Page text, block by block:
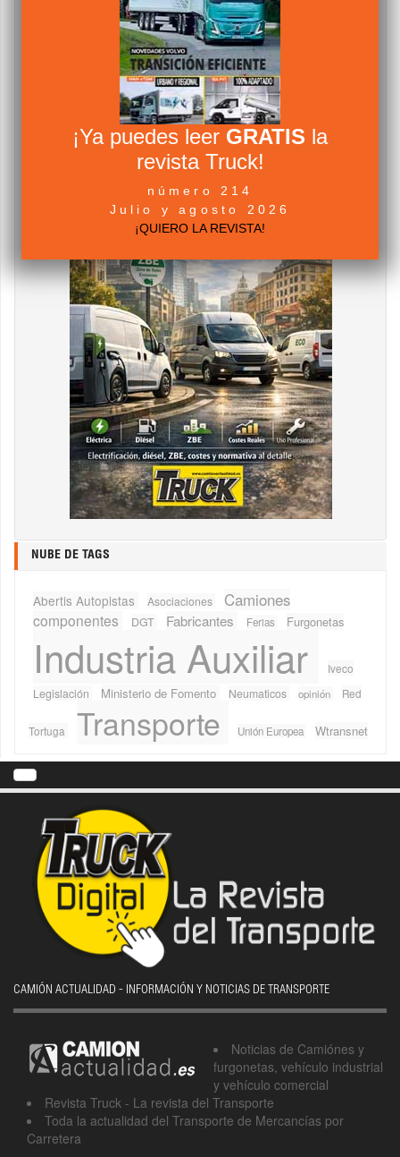
NUBE DE TAGS
Abertis Autopistas Asociaciones Camiones
componentes DGT Fabricantes Ferias Furgonetas
Industria Auxiliar
Iveco
Legislación
Ministerio de Fomento Neumaticos opinión Red
Tortuga Transporte Unión Europea Wtransnet
CAMIÓN ACTUALIDAD - INFORMACIÓN Y NOTICIAS DE TRANSPORTE
Noticias de Camiónes y
furgonetas, vehículo industrial
y vehículo comercial
Revista Truck - La revista del Transporte
Toda la actualidad del Transporte de Mercancías por
Carretera
¡Ya puedes leer GRATIS la
revista Truck!
número 214
Julio y agosto 2026
¡QUIERO LA REVISTA!